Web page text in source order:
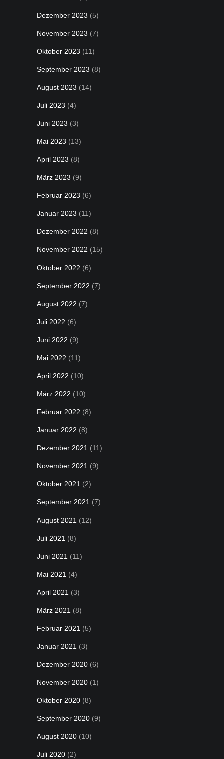
Dezember 2023 (5)
November 2023 (7)
Oktober 2023 (11)
September 2023 (8)
August 2023 (14)
Juli 2023 (4)
Juni 2023 (3)
Mai 2023 (13)
April 2023 (8)
März 2023 (9)
Februar 2023 (6)
Januar 2023 (11)
Dezember 2022 (8)
November 2022 (15)
Oktober 2022 (6)
September 2022 (7)
August 2022 (7)
Juli 2022 (6)
Juni 2022 (9)
Mai 2022 (11)
April 2022 (10)
März 2022 (10)
Februar 2022 (8)
Januar 2022 (8)
Dezember 2021 (11)
November 2021 (9)
Oktober 2021 (2)
September 2021 (7)
August 2021 (12)
Juli 2021 (8)
Juni 2021 (11)
Mai 2021 (4)
April 2021 (3)
März 2021 (8)
Februar 2021 (5)
Januar 2021 (3)
Dezember 2020 (6)
November 2020 (1)
Oktober 2020 (8)
September 2020 (9)
August 2020 (10)
Juli 2020 (2)